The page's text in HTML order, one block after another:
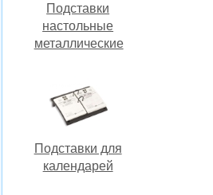
Подставки
настольные
металлические
Подставки для
календарей